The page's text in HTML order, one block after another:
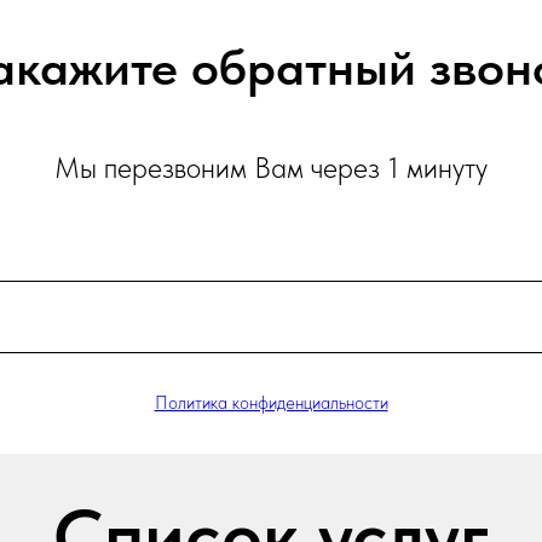
обратный
Мы перезвоним Вам через 1 минуту
Политика конфиденциальности